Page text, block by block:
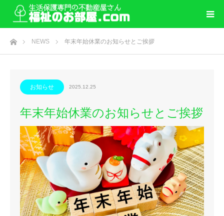
ホームNEWS 年末年始休業のお知らせとご挨拶
お知らせ 2025.12.25
年末年始休業のお知らせとご挨拶